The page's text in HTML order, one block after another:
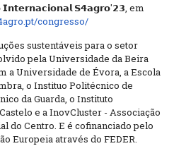
𝗦𝟰𝗮𝗴𝗿𝗼'𝟮𝟯, em
congresso/
sustentáveis para o setor
pela Universidade da Beira
a Universidade de Évora, a Escola
o Instituo Politécnico de
da Guarda, o Instituto
e a InovCluster - Associação
do Centro. E é cofinanciado pelo
Europeia através do FEDER.